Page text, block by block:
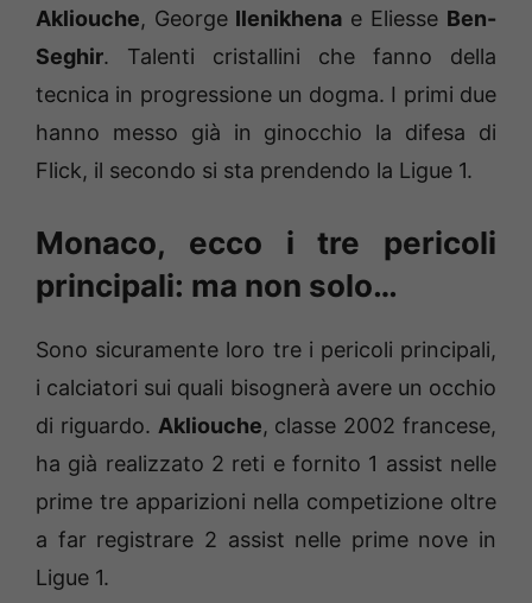
Akliouche, George Ilenikhena e Eliesse Ben-
Seghir. Talenti cristallini che fanno della
tecnica in progressione un dogma. I primi due
hanno messo già in ginocchio la difesa di
Flick, il secondo si sta prendendo la Ligue 1.
Monaco, ecco i tre pericoli
principali: ma non solo…
Sono sicuramente loro tre i pericoli principali,
i calciatori sui quali bisognerà avere un occhio
di riguardo. Akliouche, classe 2002 francese,
ha già realizzato 2 reti e fornito 1 assist nelle
prime tre apparizioni nella competizione oltre
a far registrare 2 assist nelle prime nove in
Ligue 1.